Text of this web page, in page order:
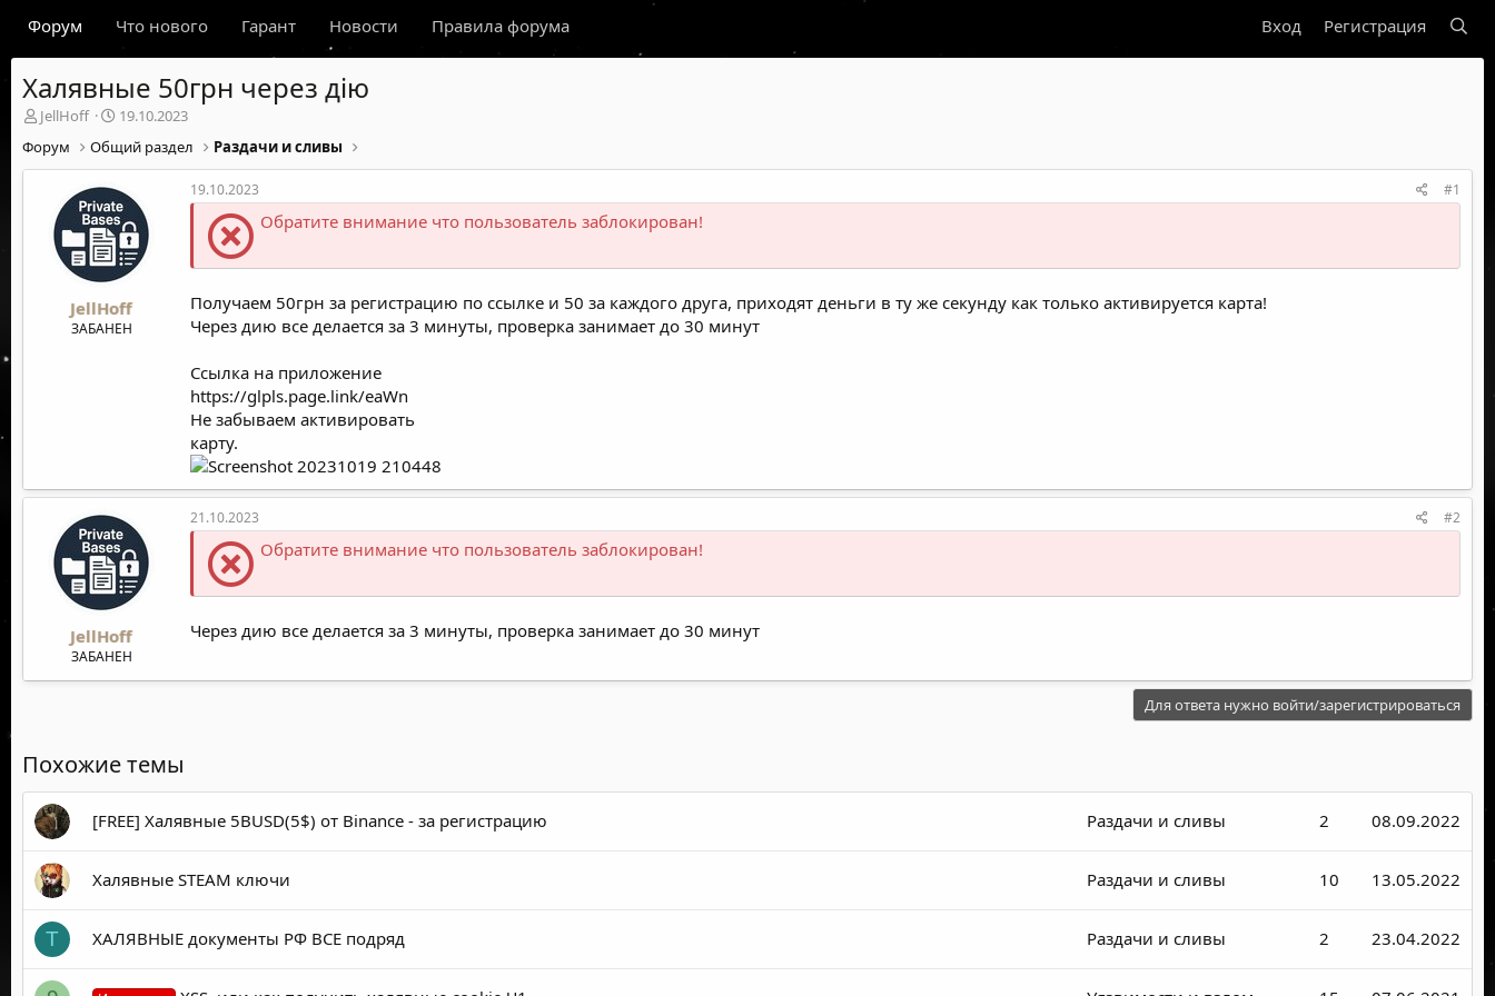
Форум Что нового Гарант Новости Правила форума Вход Регистрация
Халявные 50грн через дію
А
т
о
JellHoff
Д
т
а
н
а
ч
а
л
19.10.2023
Форум
Общий раздел Раздачи и сливы
JellHoff
ЗАБАНЕН
19.10.2023 #1
Обратите внимание что пользователь заблокирован!
Получаем 50грн за регистрацию по ссылке и 50 за каждого друга, приходят деньги в ту же секунду как только активируется карта!
Через дию все делается за 3 минуты, проверка занимает до 30 минут
Ссылка на приложение
https://glpls.page.link/eaWn
Не забываем активировать
карту.
JellHoff
ЗАБАНЕН
21.10.2023 #2
Обратите внимание что пользователь заблокирован!
Через дию все делается за 3 минуты, проверка занимает до 30 минут
Для ответа нужно войти/зарегистрироваться
Похожие темы
[FREE] Халявные 5BUSD(5$) от Binance - за регистрацию Раздачи и сливы 2 08.09.2022
Халявные STEAM ключи Раздачи и сливы 10 13.05.2022
Т ХАЛЯВНЫЕ документы РФ ВСЕ подряд Раздачи и сливы 2 23.04.2022